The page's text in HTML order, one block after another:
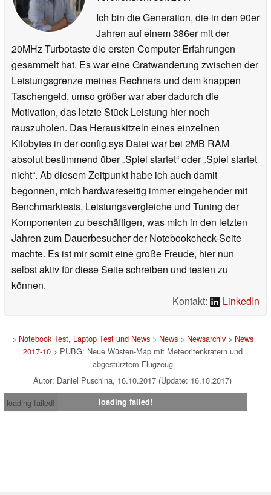
Ich bin die Generation, die in den 90er
Jahren auf einem 386er mit der
20MHz Turbotaste die ersten Computer-Erfahrungen
gesammelt hat. Es war eine Gratwanderung zwischen der
Leistungsgrenze meines Rechners und dem knappen
Taschengeld, umso größer war aber dadurch die
Motivation, das letzte Stück Leistung hier noch
rauszuholen. Das Herauskitzeln eines einzelnen
Kilobytes in der config.sys Datei war bei 2MB RAM
absolut bestimmend über „Spiel startet“ oder „Spiel startet
nicht“. Ab diesem Zeitpunkt habe ich auch damit
begonnen, mich hardwareseitig immer eingehender mit
Benchmarktests, Leistungsvergleiche und Tuning der
Komponenten zu beschäftigen, was mich in den letzten
Jahren zum Dauerbesucher der Notebookcheck-Seite
machte. Es ist mir somit eine große Freude, hier nun
selbst aktiv für diese Seite schreiben und testen zu
können.
Kontakt:
LinkedIn
> Notebook Test, Laptop Test und News> News> Newsarchiv> News
2017-10> PUBG: Neue Wüsten-Map mit Meteoritenkratern und
abgestürztem Flugzeug
Autor: Daniel Puschina, 16.10.2017 (Update: 16.10.2017)
loading failed!
loading failed!